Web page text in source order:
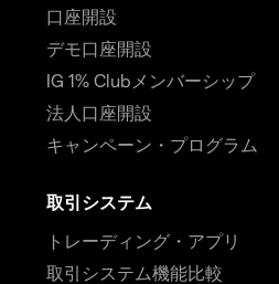
口座開設
デモ口座開設
IG 1% Clubメンバーシップ
法人口座開設
キャンペーン・プログラム
取引システム
トレーディング・アプリ
取引システム機能比較